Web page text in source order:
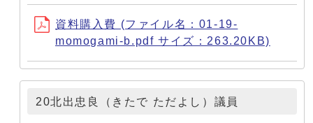
資料購入費 (ファイル名：01-19-
momogami-b.pdf サイズ：263.20KB)
20北出忠良（きたで ただよし）議員